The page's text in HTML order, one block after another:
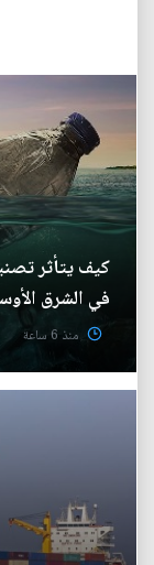
كيف يتأثر
في الشرق
منذ 6 ساعة